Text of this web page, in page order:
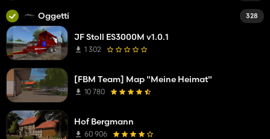
Oggetti 328
JF Stoll ES3000M v1.0.1
1 302
[FBM Team] Map "Meine Heimat"
10 780
Hof Bergmann
60 906